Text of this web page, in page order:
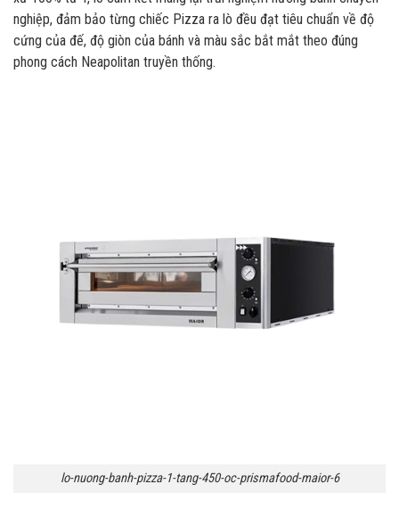
nghiệp, đảm bảo từng chiếc Pizza ra lò đều đạt tiêu chuẩn về độ
cứng của đế, độ giòn của bánh và màu sắc bắt mắt theo đúng
phong cách Neapolitan truyền thống.
lo-nuong-banh-pizza-1-tang-450-oc-prismafood-maior-6